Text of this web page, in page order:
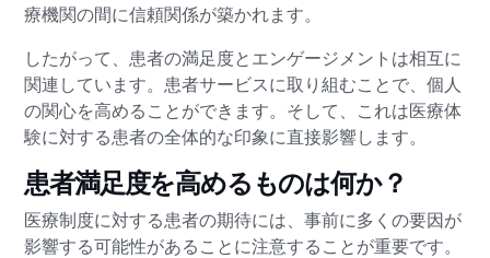
療機関の間に信頼関係が築かれます。
したがって、患者の満足度とエンゲージメントは相互に
関連しています。患者サービスに取り組むことで、個人
の関心を高めることができます。そして、これは医療体
験に対する患者の全体的な印象に直接影響します。
患者満足度を高めるものは何か？
医療制度に対する患者の期待には、事前に多くの要因が
影響する可能性があることに注意することが重要です。